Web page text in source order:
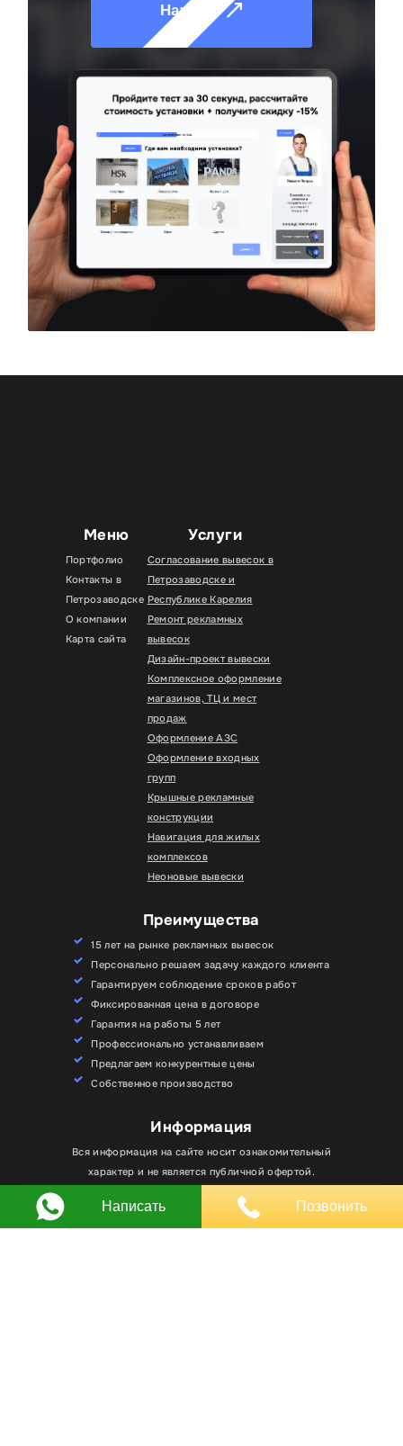
Начать
Меню
Портфолио
Контакты в
Петрозаводске
О компании
Карта сайта
Услуги
Согласование вывесок в
Петрозаводске и
Республике Карелия
Ремонт рекламных
вывесок
Дизайн-проект вывески
Комплексное оформление
магазинов, ТЦ и мест
продаж
Оформление АЗС
Оформление входных
групп
Крышные рекламные
конструкции
Навигация для жилых
комплексов
Неоновые вывески
Преимущества
15 лет на рынке рекламных вывесок
Персонально решаем задачу каждого клиента
Гарантируем соблюдение сроков работ
Фиксированная цена в договоре
Гарантия на работы 5 лет
Профессионально устанавливаем
Предлагаем конкурентные цены
Собственное производство
Информация
Вся информация на сайте носит ознакомительный
характер и не является публичной офертой.
Любое использование материалов, элементов
дизайна и оформления, в том числе копирование
файлы cookie. Вы всегда можете отключить файлы
cookie в настройках браузера.
Хорошо
Написать Позвонить